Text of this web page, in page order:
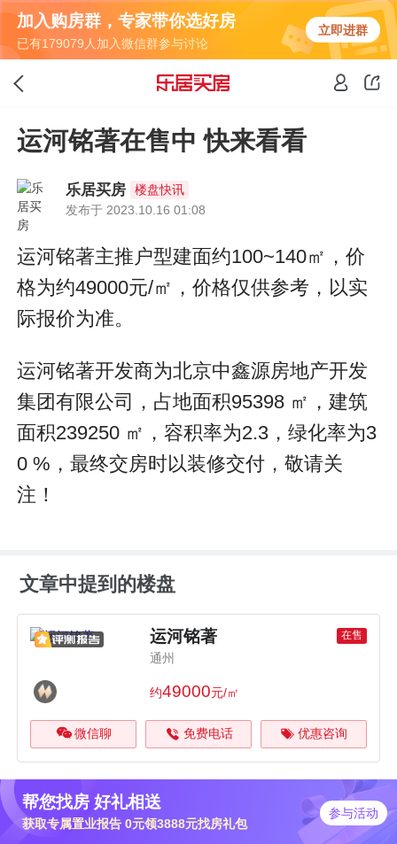
加入购房群，专家带你选好房
已有179079人加入微信群参与讨论
立即进群
运河铭著在售中 快来看看
乐居买房
楼盘快讯
发布于 2023.10.16 01:08
运河铭著主推户型建面约100~140㎡，价
格为约49000元/㎡，价格仅供参考，以实
际报价为准。
运河铭著开发商为北京中鑫源房地产开发
集团有限公司，占地面积95398 ㎡，建筑
面积239250 ㎡，容积率为2.3，绿化率为3
0 %，最终交房时以装修交付，敬请关
注！
文章中提到的楼盘
运河铭著 在售
通州
约49000元/㎡
微信聊 免费电话 优惠咨询
帮您找房 好礼相送
获取专属置业报告 0元领3888元找房礼包
参与活动